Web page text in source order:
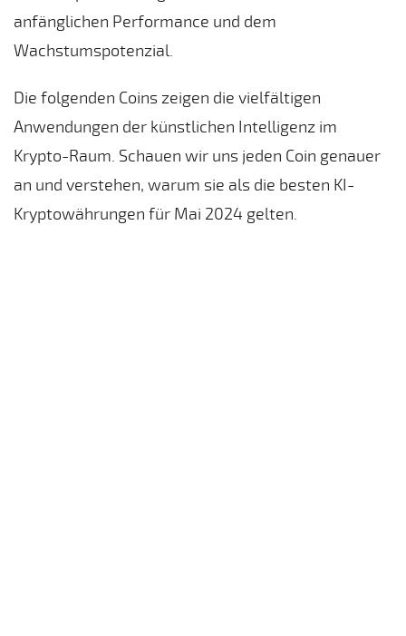
anfänglichen Performance und dem
Wachstumspotenzial.
Die folgenden Coins zeigen die vielfältigen
Anwendungen der künstlichen Intelligenz im
Krypto-Raum. Schauen wir uns jeden Coin genauer
an und verstehen, warum sie als die besten KI-
Kryptowährungen für Mai 2024 gelten.